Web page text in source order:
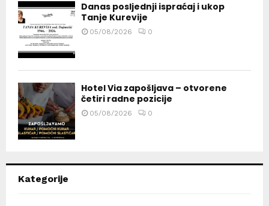
Danas posljednji ispraćaj i ukop
Tanje Kurevije
05/08/2026 0
Hotel Via zapošljava – otvorene
četiri radne pozicije
05/08/2026 0
Kategorije